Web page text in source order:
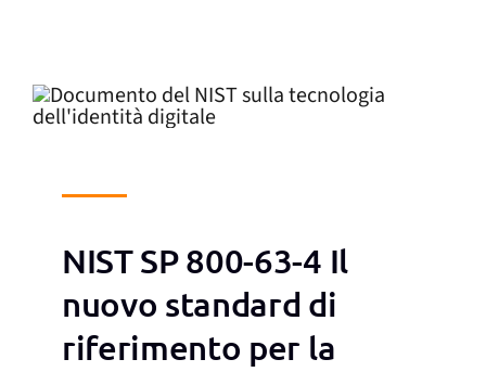
NIST SP 800-63-4 Il
nuovo standard di
riferimento per la